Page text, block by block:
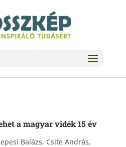
a magyar vidék 15 év
Balázs, Csite András,